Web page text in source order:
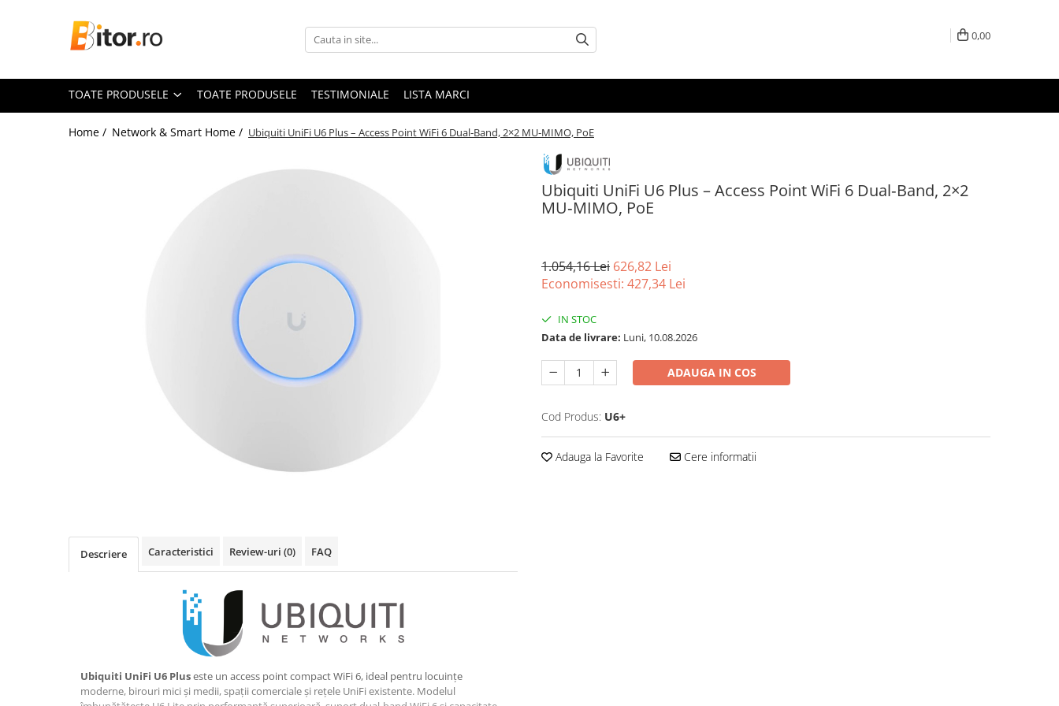
Toate Produsele
Laptop-uri Gaming
Cerneală & Cap de Printare
Consumabile - toner
Imprimante Large Format Printer
Plottere & Scannere
0,00
TOATE PRODUSELE TOATE PRODUSELE TESTIMONIALE LISTA MARCI
Home / Network & Smart Home / Ubiquiti UniFi U6 Plus – Access Point WiFi 6 Dual‑Band, 2×2 MU‑MIMO, PoE
Ubiquiti UniFi U6 Plus – Access Point WiFi 6 Dual‑Band, 2×2
MU‑MIMO, PoE
1.054,16 Lei 626,82 Lei
Economisesti: 427,34 Lei
IN STOC
Data de livrare: Luni, 10.08.2026
ADAUGA IN COS
Cod Produs: U6+
Adauga la Favorite Cere informatii
Descriere Caracteristici Review-uri (0) FAQ
Ubiquiti UniFi U6 Pluseste un access point compact WiFi 6, ideal pentru locuințe
moderne, birouri mici și medii, spații comerciale și rețele UniFi existente. Modelul